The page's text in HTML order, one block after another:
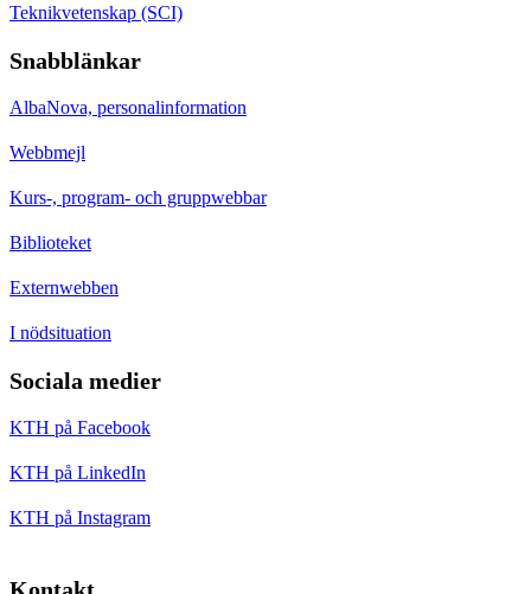
Teknikvetenskap (SCI)
Snabblänkar
AlbaNova, personalinformation
Webbmejl
Kurs-, program- och gruppwebbar
Biblioteket
Externwebben
I nödsituation
Sociala medier
KTH på Facebook
KTH på LinkedIn
KTH på Instagram